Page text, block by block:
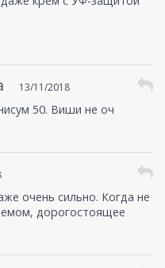
13/11/2018
50. Виши не оч
очень сильно. Когда не
дорогостоящее